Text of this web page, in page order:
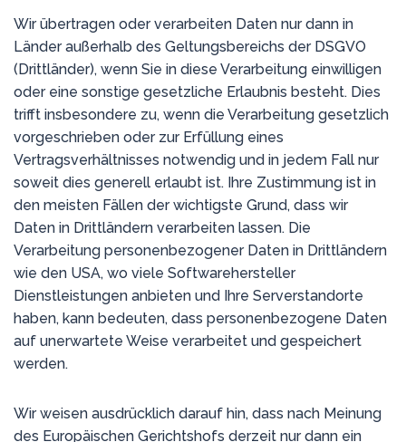
Wir übertragen oder verarbeiten Daten nur dann in
Länder außerhalb des Geltungsbereichs der DSGVO
(Drittländer), wenn Sie in diese Verarbeitung einwilligen
oder eine sonstige gesetzliche Erlaubnis besteht. Dies
trifft insbesondere zu, wenn die Verarbeitung gesetzlich
vorgeschrieben oder zur Erfüllung eines
Vertragsverhältnisses notwendig und in jedem Fall nur
soweit dies generell erlaubt ist. Ihre Zustimmung ist in
den meisten Fällen der wichtigste Grund, dass wir
Daten in Drittländern verarbeiten lassen. Die
Verarbeitung personenbezogener Daten in Drittländern
wie den USA, wo viele Softwarehersteller
Dienstleistungen anbieten und Ihre Serverstandorte
haben, kann bedeuten, dass personenbezogene Daten
auf unerwartete Weise verarbeitet und gespeichert
werden.
Wir weisen ausdrücklich darauf hin, dass nach Meinung
des Europäischen Gerichtshofs derzeit nur dann ein